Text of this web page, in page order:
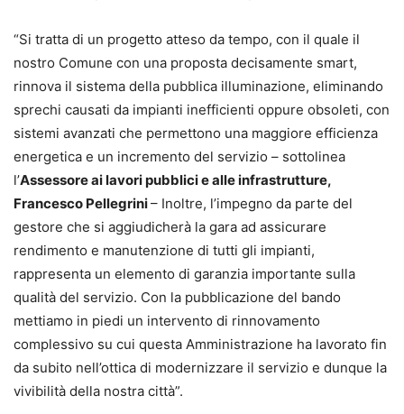
“Si tratta di un progetto atteso da tempo, con il quale il
nostro Comune con una proposta decisamente smart,
rinnova il sistema della pubblica illuminazione, eliminando
sprechi causati da impianti inefficienti oppure obsoleti, con
sistemi avanzati che permettono una maggiore efficienza
energetica e un incremento del servizio – sottolinea
l’Assessore ai lavori pubblici e alle infrastrutture,
Francesco Pellegrini– Inoltre, l’impegno da parte del
gestore che si aggiudicherà la gara ad assicurare
rendimento e manutenzione di tutti gli impianti,
rappresenta un elemento di garanzia importante sulla
qualità del servizio. Con la pubblicazione del bando
mettiamo in piedi un intervento di rinnovamento
complessivo su cui questa Amministrazione ha lavorato fin
da subito nell’ottica di modernizzare il servizio e dunque la
vivibilità della nostra città”.